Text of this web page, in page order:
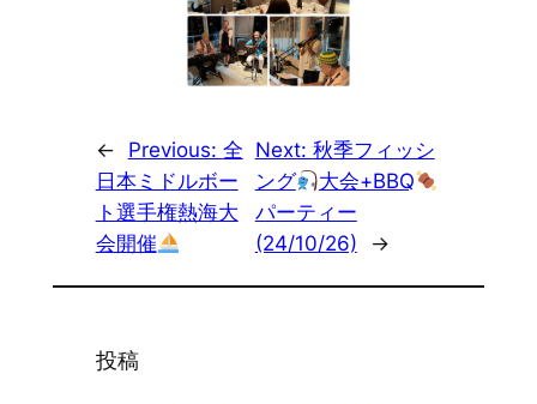
← Previous: 全
日本ミドルボー
ト選手権熱海大
会開催
Next: 秋季フィッシ
ング
大会+BBQ
パーティー
(24/10/26)
→
投稿